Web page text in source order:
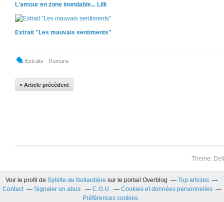
L'amour en zone inondable... Lilli
Extrait "Les mauvais sentiments"
Extraits - Romans
« Article précédent
Theme:
Voir le profil deSybille de Bollardière sur le portail Overblog
Top articles
Contact
Signaler un abus C.G.U.
Cookies et données personnelles
Préférences cookies